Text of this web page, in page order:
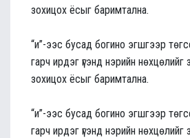
зохицох ёсыг баримтална.
“и”-ээс бусад богино эгшгээр
гарч ирдэг үгэнд нэрийн нөхцөлийг
зохицох ёсыг баримтална.
“и”-ээс бусад богино эгшгээр
гарч ирдэг үгэнд нэрийн нөхцөлийг